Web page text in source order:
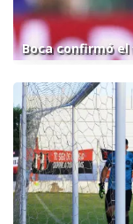
Boca confirmó el